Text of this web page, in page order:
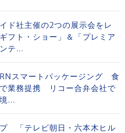
ド社主催の2つの展示会をレ
フト・ショー」＆「プレミア
テ...
スマートパッケージング 食
業務提携 リコー合弁会社で
...
「テレビ朝日・六本木ヒル